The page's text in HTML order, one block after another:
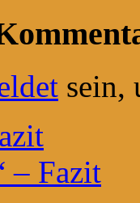
sein,
– Fazit